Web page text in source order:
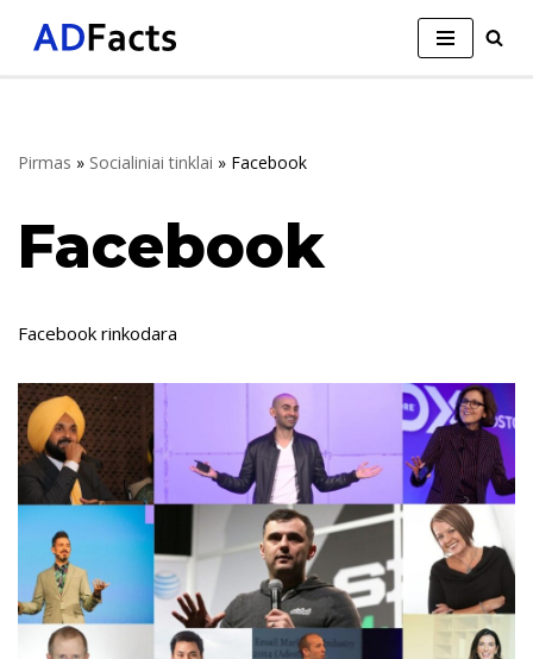
Pirmas » Socialiniai tinklai » Facebook
Facebook
Facebook rinkodara